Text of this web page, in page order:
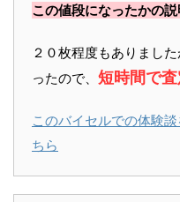
この値段になったかの
２０枚程度もありまし
ったので、 短時間で査
このバイセルでの体験
ちら